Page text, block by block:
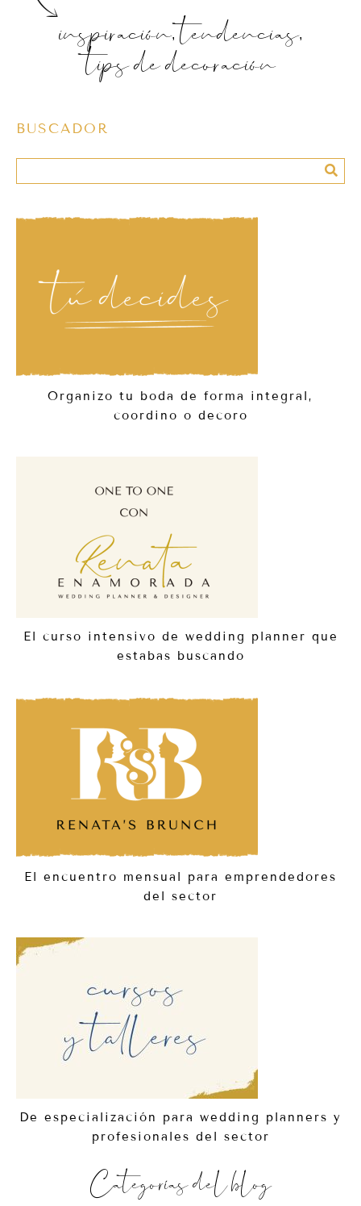
inspiración, tendencias,
tips de decoración
BUSCADOR
Organizo tu boda de forma integral,
coordino o decoro
El curso intensivo de wedding planner que
estabas buscando
El encuentro mensual para emprendedores
del sector
De especialización para wedding planners y
profesionales del sector
Categorías del blog